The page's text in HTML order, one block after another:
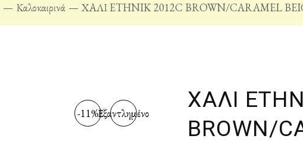
Καλοκαιρινά ΧΑΛΙ ETHNIK 2012C BROWN/CARAMEL
-11%Εξαντλημένο
ΧΑΛΙ
BROWN/